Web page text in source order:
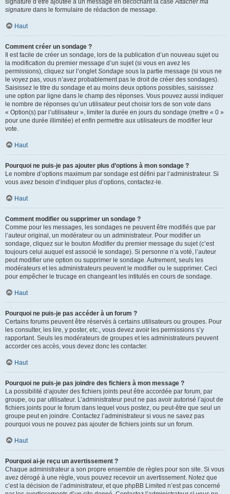
signature d’être ajoutée à un message en décochant la caseAttacher ma
signature dans le formulaire de rédaction de message.
Haut
Comment créer un sondage ?
Il est facile de créer un sondage, lors de la publication d’un nouveau sujet ou
la modification du premier message d’un sujet (si vous en avez les
permissions), cliquez sur l’ongletSondage sous la partie message (si vous ne
le voyez pas, vous n’avez probablement pas le droit de créer des sondages).
Saisissez le titre du sondage et au moins deux options possibles, saisissez
une option par ligne dans le champ des réponses. Vous pouvez aussi indiquer
le nombre de réponses qu’un utilisateur peut choisir lors de son vote dans
« Option(s) par l’utilisateur », limiter la durée en jours du sondage (mettre « 0 »
pour une durée illimitée) et enfin permettre aux utilisateurs de modifier leur
vote.
Haut
Pourquoi ne puis-je pas ajouter plus d’options à mon sondage ?
Le nombre d’options maximum par sondage est défini par l’administrateur. Si
vous avez besoin d’indiquer plus d’options, contactez-le.
Haut
Comment modifier ou supprimer un sondage ?
Comme pour les messages, les sondages ne peuvent être modifiés que par
l’auteur original, un modérateur ou un administrateur. Pour modifier un
sondage, cliquez sur le bouton Modifierdu premier message du sujet (c’est
toujours celui auquel est associé le sondage). Si personne n’a voté, l’auteur
peut modifier une option ou supprimer le sondage. Autrement, seuls les
modérateurs et les administrateurs peuvent le modifier ou le supprimer. Ceci
pour empêcher le trucage en changeant les intitulés en cours de sondage.
Haut
Pourquoi ne puis-je pas accéder à un forum ?
Certains forums peuvent être réservés à certains utilisateurs ou groupes. Pour
les consulter, les lire, y poster, etc., vous devez avoir les permissions s’y
rapportant. Seuls les modérateurs de groupes et les administrateurs peuvent
accorder ces accès, vous devez donc les contacter.
Haut
Pourquoi ne puis-je pas joindre des fichiers à mon message ?
La possibilité d’ajouter des fichiers joints peut être accordée par forum, par
groupe, ou par utilisateur. L’administrateur peut ne pas avoir autorisé l’ajout de
fichiers joints pour le forum dans lequel vous postez, ou peut-être que seul un
groupe peut en joindre. Contactez l’administrateur si vous ne savez pas
pourquoi vous ne pouvez pas ajouter de fichiers joints sur un forum.
Haut
Pourquoi ai-je reçu un avertissement ?
Chaque administrateur a son propre ensemble de règles pour son site. Si vous
avez dérogé à une règle, vous pouvez recevoir un avertissement. Notez que
c’est la décision de l’administrateur, et que phpBB Limited n’est pas concerné